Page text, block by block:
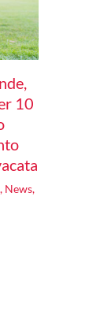
10
, News,